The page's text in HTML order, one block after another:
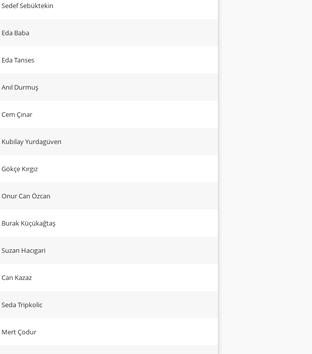
Sedef Sebüktekin
Eda Baba
Eda Tanses
Anıl Durmuş
Cem Çınar
Kubilay Yurdagüven
Gökçe Kırgız
Onur Can Özcan
Burak Küçükağtaş
Suzan Hacıgari
Can Kazaz
Seda Tripkolic
Mert Çodur